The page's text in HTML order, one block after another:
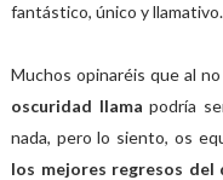
fantástico, único y
Muchos opinaréis que al
oscuridad llamapodría
nada, pero lo siento, os
los mejores regresos del